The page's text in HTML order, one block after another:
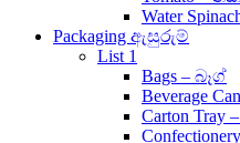
Water
Packaging ඇසුරුම්
List 1
Bags – බෑග්
Beverage
Carton